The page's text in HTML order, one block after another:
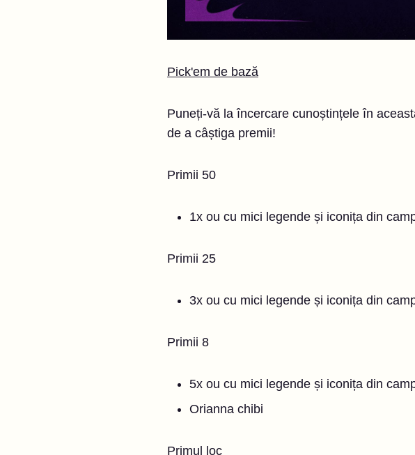
Pick'em de bază
Puneți-vă la încercare cunoștințele în
de a câștiga premii!
Primii 50
1x ou cu mici legende și iconița din
Primii 25
3x ou cu mici legende și iconița din
Primii 8
5x ou cu mici legende și iconița din
Orianna chibi
Primul loc